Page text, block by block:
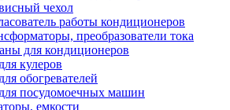
чехол
работы кондиционеров
преобразователи тока
для кондиционеров
кулеров
обогревателей
посудомоечных машин
емкости